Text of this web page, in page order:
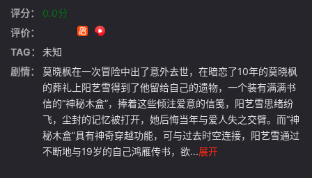
评分：
0.0分
评价：
TAG：
未知
剧情：
莫晓枫在一次冒险中出了意外去世，在暗恋了10年的莫晓枫
的葬礼上阳艺雪得到了他留给自己的遗物，一个装有满满书
信的“神秘木盒”，捧着这些倾注爱意的信笺，阳艺雪思绪纷
飞，尘封的记忆被打开，她后悔当年与爱人失之交臂。而“神
秘木盒”具有神奇穿越功能，可与过去时空连接，阳艺雪通过
不断地与19岁的自己鸿雁传书，欲...展开